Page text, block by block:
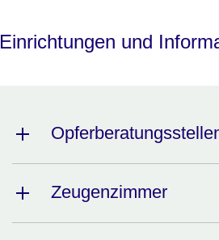
Einrichtungen und
Zeugenzimmer